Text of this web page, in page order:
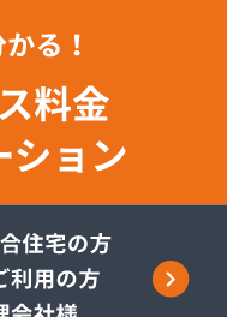
ガス総合センター
すぽーと真岡SS
東支店
光営業所
北支店